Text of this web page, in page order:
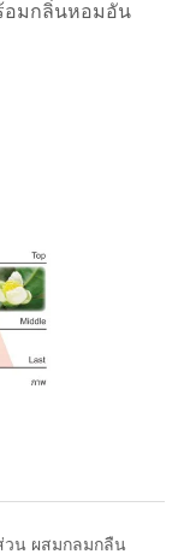
อมกลิ่นหอมอัน
วน ผสมกลมกลืน